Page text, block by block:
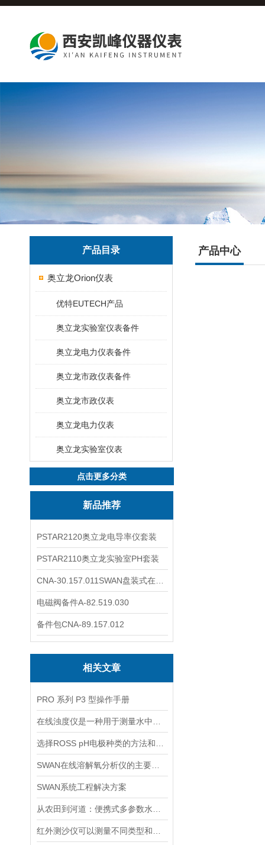
产品目录
奥立龙Orion仪表
优特EUTECH产品
奥立龙实验室仪表备件
奥立龙电力仪表备件
奥立龙市政仪表备件
奥立龙市政仪表
奥立龙电力仪表
奥立龙实验室仪表
点击更多分类
新品推荐
PSTAR2120奥立龙电导率仪套装
PSTAR2110奥立龙实验室PH套装
电磁阀备件A-82.519.030
备件包CNA-89.157.012
相关文章
PRO 系列 P3 型操作手册
SWAN系统工程解决方案
产品中心